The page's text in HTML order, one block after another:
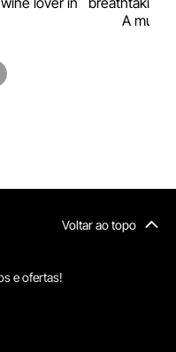
A must-
Voltar ao topo
e ofertas!